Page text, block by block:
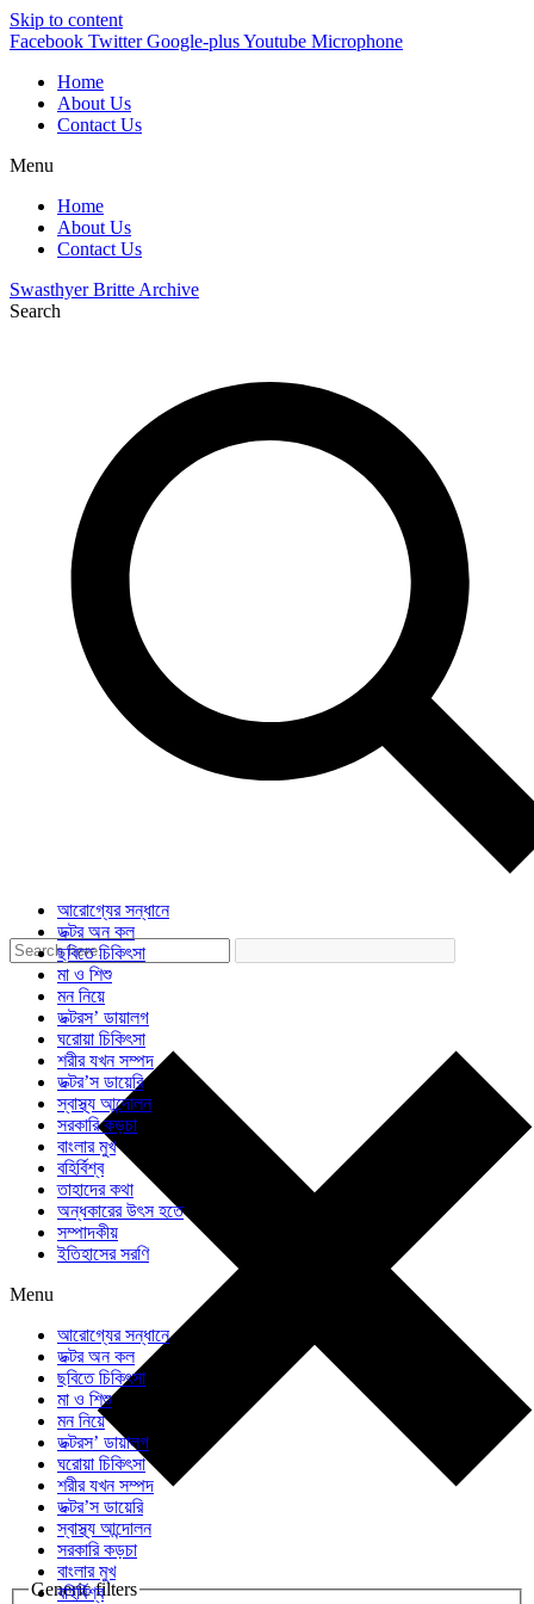
Skip to content
Facebook Twitter Google-plusYoutube Microphone
Home
About Us
Contact Us
Menu
Home
About Us
Contact Us
Swasthyer Britte Archive
Search
Generic filters
আরোগ্যের সন্ধানে
ডক্টর অন কল
ছবিতে চিকিৎসা
মা ও শিশু
মন নিয়ে
ডক্টরস’ ডায়ালগ
ঘরোয়া চিকিৎসা
শরীর যখন সম্পদ
ডক্টর’স ডায়েরি
স্বাস্থ্য আন্দোলন
সরকারি কড়চা
বাংলার মুখ
বহির্বিশ্ব
তাহাদের কথা
অন্ধকারের উৎস হতে
সম্পাদকীয়
ইতিহাসের সরণি
Menu
আরোগ্যের সন্ধানে
ডক্টর অন কল
ছবিতে চিকিৎসা
মা ও শিশু
মন নিয়ে
ডক্টরস’ ডায়ালগ
ঘরোয়া চিকিৎসা
শরীর যখন সম্পদ
ডক্টর’স ডায়েরি
স্বাস্থ্য আন্দোলন
সরকারি কড়চা
বাংলার মুখ
বহির্বিশ্ব